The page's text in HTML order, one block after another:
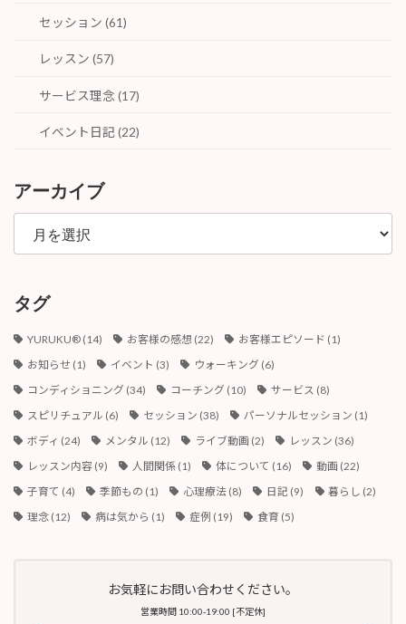
セッション (61)
レッスン (57)
サービス理念 (17)
イベント日記 (22)
アーカイブ
ア
カ
ブ
タグ
YURUKU®︎(14) お客様の感想(22) お客様エピソード (1)
お知らせ (1) イベント (3) ウォーキング (6)
コンディショニング (34) コーチング (10) サービス (8)
スピリチュアル (6) セッション (38) パーソナルセッション (1)
ボディ (24) メンタル (12) ライブ動画 (2) レッスン (36)
レッスン内容(9) 人間関係(1) 体について (16) 動画 (22)
子育て (4) 季節もの (1) 心理療法 (8) 日記 (9) 暮らし (2)
理念(12) 病は気から (1) 症例 (19) 食育 (5)
お気軽にお問い合わせください。
営業時間 10:00-19:00 [不定休]